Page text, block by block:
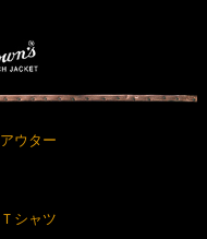
アウター
Ｔシャツ